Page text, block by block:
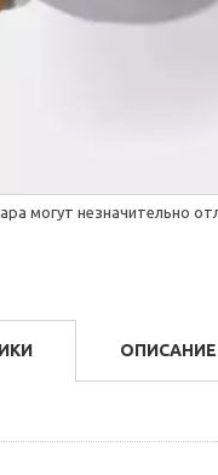
могут незначительно
ОПИСАНИЕ